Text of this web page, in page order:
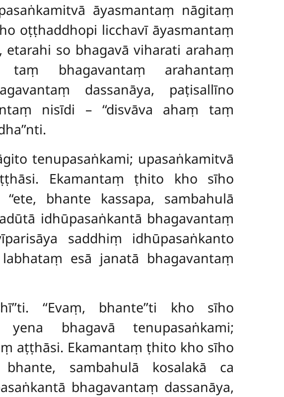
āyasmantaṃ nāgitaṃ
oṭṭhaddhopi licchavī āyasmantaṃ
etarahi so bhagavā viharati arahaṃ
taṃ bhagavantaṃ arahantaṃ
dassanāya, paṭisallīno
nisīdi – ‘‘disvāva ahaṃ taṃ
tenupasaṅkami; upasaṅkamitvā
Ekamantaṃ ṭhito kho sīho
bhante kassapa, sambahulā
idhūpasaṅkantā bhagavantaṃ
saddhiṃ idhūpasaṅkanto
esā janatā bhagavantaṃ
‘‘Evaṃ, bhante’’ti kho sīho
bhagavā tenupasaṅkami;
aṭṭhāsi. Ekamantaṃṭhito kho sīho
bhante, sambahulā kosalakā ca
bhagavantaṃ dassanāya,